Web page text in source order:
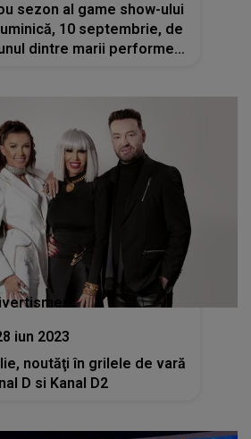
sezon al game show-ului
10 septembrie, de
dintre marii performeri
iun 2023
noutăţi în grilele de vară
D si Kanal D2